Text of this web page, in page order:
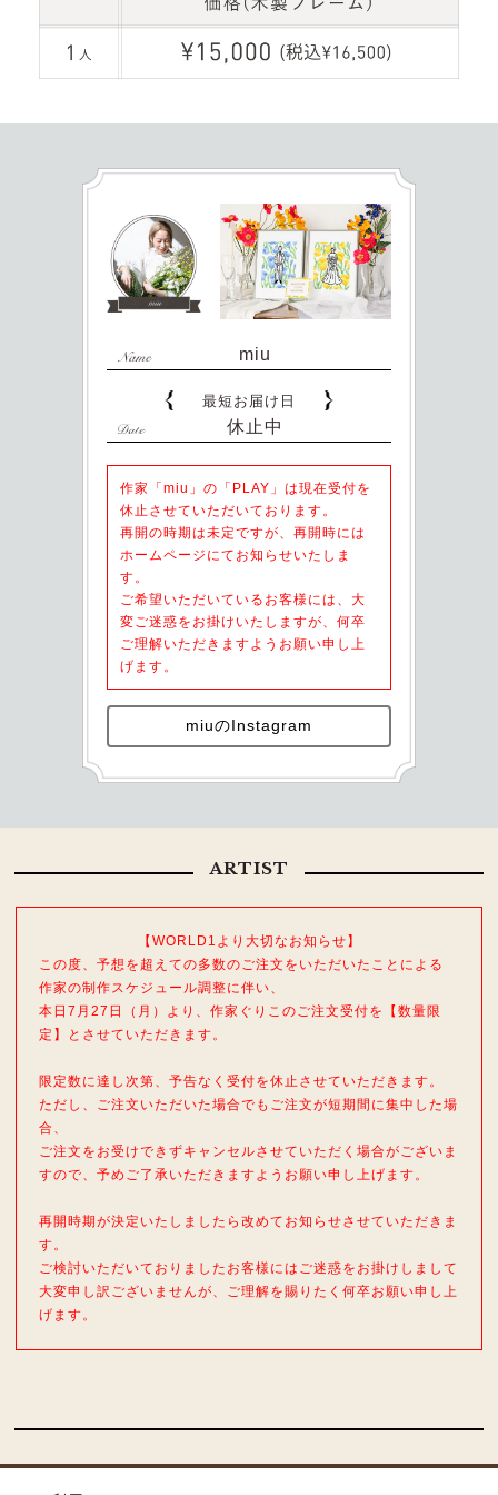
miu
最短お届け日
休止中
作家「miu」の「PLAY」は現在受付を
休止させていただいております。
再開の時期は未定ですが、再開時には
ホームページにてお知らせいたしま
す。
ご希望いただいているお客様には、大
変ご迷惑をお掛けいたしますが、何卒
ご理解いただきますようお願い申し上
げます。
miuのInstagram
ARTIST
【WORLD1より大切なお知らせ】
この度、予想を超えての多数のご注文をいただいたことによる
作家の制作スケジュール調整に伴い、
本日7月27日（月）より、作家ぐりこのご注文受付を【数量限
定】とさせていただきます。
限定数に達し次第、予告なく受付を休止させていただきます。
ただし、ご注文いただいた場合でもご注文が短期間に集中した場
合、
ご注文をお受けできずキャンセルさせていただく場合がございま
すので、予めご了承いただきますようお願い申し上げます。
再開時期が決定いたしましたら改めてお知らせさせていただきま
す。
ご検討いただいておりましたお客様にはご迷惑をお掛けしまして
大変申し訳ございませんが、ご理解を賜りたく何卒お願い申し上
げます。